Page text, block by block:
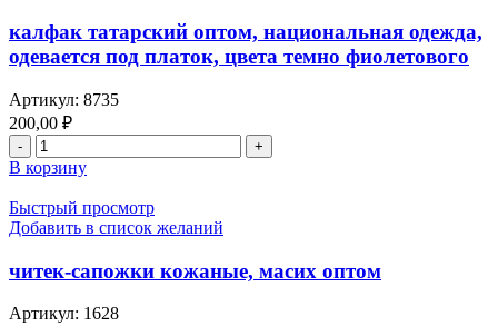
калфак татарский оптом, национальная одежда,
одевается под платок, цвета темно фиолетового
Артикул: 8735
200,00 ₽
В корзину
Быстрый просмотр
Добавить в список желаний
читек-сапожки кожаные, масих оптом
Артикул: 1628